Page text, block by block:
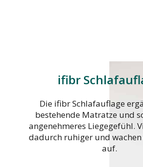
ifibr
Die ifibr Schlafauflage
bestehende Matratze und
angenehmeres Liegegefühl.
dadurch ruhiger und
auf.